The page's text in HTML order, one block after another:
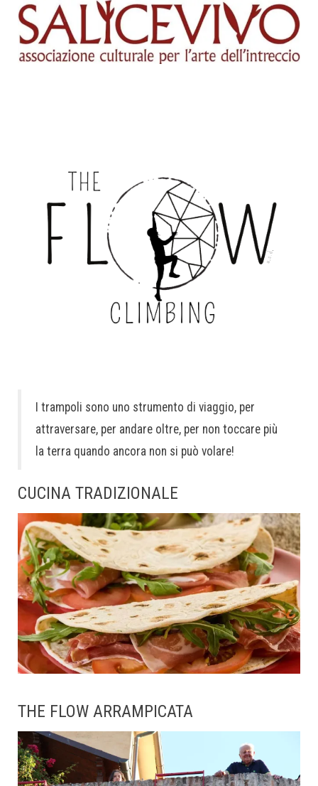
I trampoli sono uno strumento di viaggio, per
attraversare, per andare oltre, per non toccare più
la terra quando ancora non si può volare!
CUCINA TRADIZIONALE
THE FLOW ARRAMPICATA